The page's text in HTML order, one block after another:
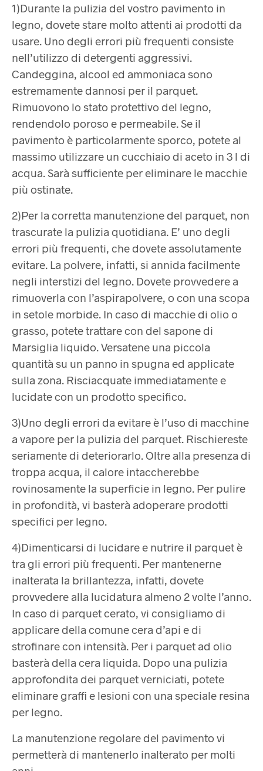
1)Durante la pulizia del vostro pavimento in
legno, dovete stare molto attenti ai prodotti da
usare. Uno degli errori più frequenti consiste
nell’utilizzo di detergenti aggressivi.
Candeggina, alcool ed ammoniaca sono
estremamente dannosi per il parquet.
Rimuovono lo stato protettivo del legno,
rendendolo poroso e permeabile. Se il
pavimento è particolarmente sporco, potete al
massimo utilizzare un cucchiaio di aceto in 3 l di
acqua. Sarà sufficiente per eliminare le macchie
più ostinate.
2)Per la corretta manutenzione del parquet, non
trascurate la pulizia quotidiana. E’ uno degli
errori più frequenti, che dovete assolutamente
evitare. La polvere, infatti, si annida facilmente
negli interstizi del legno. Dovete provvedere a
rimuoverla con l’aspirapolvere, o con una scopa
in setole morbide. In caso di macchie di olio o
grasso, potete trattare con del sapone di
Marsiglia liquido. Versatene una piccola
quantità su un panno in spugna ed applicate
sulla zona. Risciacquate immediatamente e
lucidate con un prodotto specifico.
3)Uno degli errori da evitare è l’uso di macchine
a vapore per la pulizia del parquet. Rischiereste
seriamente di deteriorarlo. Oltre alla presenza di
troppa acqua, il calore intaccherebbe
rovinosamente la superficie in legno. Per pulire
in profondità, vi basterà adoperare prodotti
specifici per legno.
4)Dimenticarsi di lucidare e nutrire il parquet è
tra gli errori più frequenti. Per mantenerne
inalterata la brillantezza, infatti, dovete
provvedere alla lucidatura almeno 2 volte l’anno.
In caso di parquet cerato, vi consigliamo di
applicare della comune cera d’api e di
strofinare con intensità. Per i parquet ad olio
basterà della cera liquida. Dopo una pulizia
approfondita dei parquet verniciati, potete
eliminare graffi e lesioni con una speciale resina
per legno.
La manutenzione regolare del pavimento vi
permetterà di mantenerlo inalterato per molti